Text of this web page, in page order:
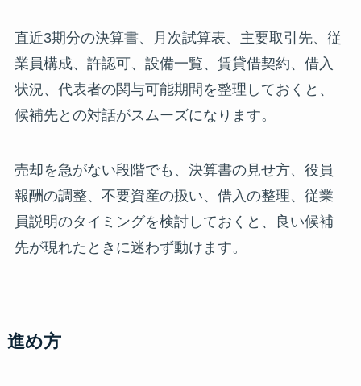
直近3期分の決算書、月次試算表、主要取引先、従
業員構成、許認可、設備一覧、賃貸借契約、借入
状況、代表者の関与可能期間を整理しておくと、
候補先との対話がスムーズになります。
売却を急がない段階でも、決算書の見せ方、役員
報酬の調整、不要資産の扱い、借入の整理、従業
員説明のタイミングを検討しておくと、良い候補
先が現れたときに迷わず動けます。
進め方